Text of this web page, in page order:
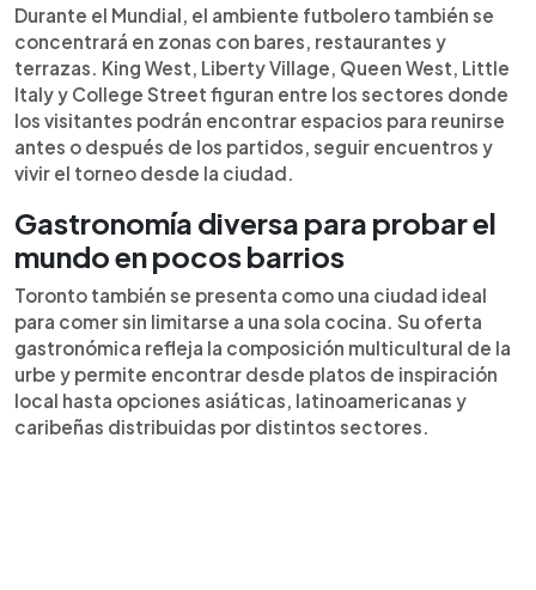
Durante el Mundial, el ambiente futbolero también se
concentrará en zonas con bares, restaurantes y
terrazas. King West, Liberty Village, Queen West, Little
Italy y College Street figuran entre los sectores donde
los visitantes podrán encontrar espacios para reunirse
antes o después de los partidos, seguir encuentros y
vivir el torneo desde la ciudad.
Gastronomía diversa para probar el
mundo en pocos barrios
Toronto también se presenta como una ciudad ideal
para comer sin limitarse a una sola cocina. Su oferta
gastronómica refleja la composición multicultural de la
urbe y permite encontrar desde platos de inspiración
local hasta opciones asiáticas, latinoamericanas y
caribeñas distribuidas por distintos sectores.